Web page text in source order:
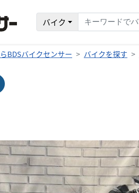
バイク
BDSバイクセンサー バイクを探す